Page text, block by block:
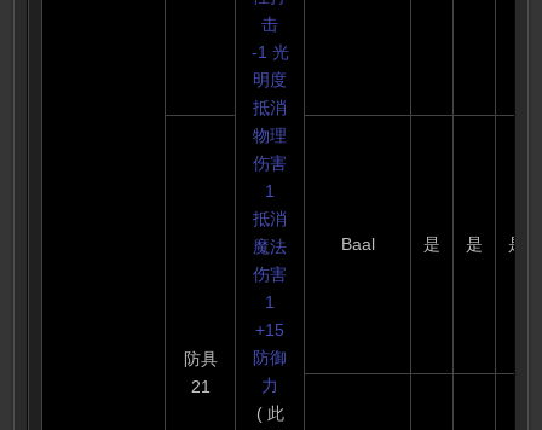
击
-1 光
明度
抵消
物理
伤害
1
抵消
魔法
伤害
1
+15
防御
力
( 此
防具
21
Baal 是 是 是